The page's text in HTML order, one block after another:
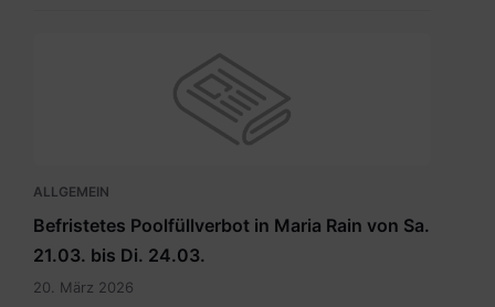
ALLGEMEIN
Befristetes Poolfüllverbot in Maria Rain von Sa.
21.03. bis Di. 24.03.
20. März 2026